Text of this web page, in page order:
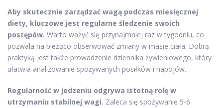
Aby skutecznie zarządzać wagą podczas miesięcznej
diety, kluczowe jest regularne śledzenie swoich
postępów. Warto ważyć się przynajmniej raz w tygodniu, co
pozwala na bieżąco obserwować zmiany w masie ciała. Dobrą
praktyką jest także prowadzenie dziennika żywieniowego, który
ułatwia analizowanie spożywanych posiłków i napojów.
Regularność w jedzeniu odgrywa istotną rolę w
utrzymaniu stabilnej wagi. Zaleca się spożywanie 5-6